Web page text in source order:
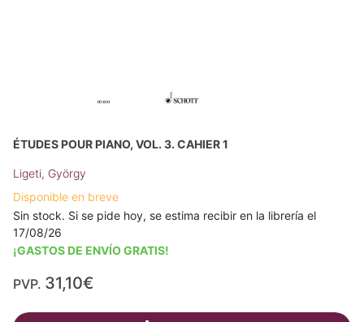
ÉTUDES POUR PIANO, VOL. 3. CAHIER 1
Ligeti, György
Disponible en breve
Sin stock. Si se pide hoy, se estima recibir en la librería el
17/08/26
¡GASTOS DE ENVÍO GRATIS!
PVP. 31,10€